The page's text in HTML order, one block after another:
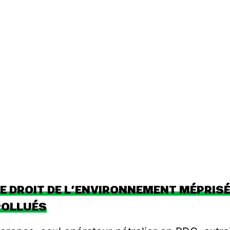
DROIT DE L’ENVIRONNEMENT